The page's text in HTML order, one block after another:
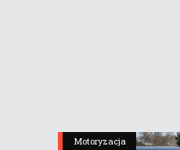
Motoryzacja